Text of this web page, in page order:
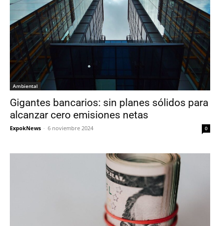
Ambiental
Gigantes bancarios: sin planes sólidos para
alcanzar cero emisiones netas
ExpokNews - 6 noviembre 2024 0